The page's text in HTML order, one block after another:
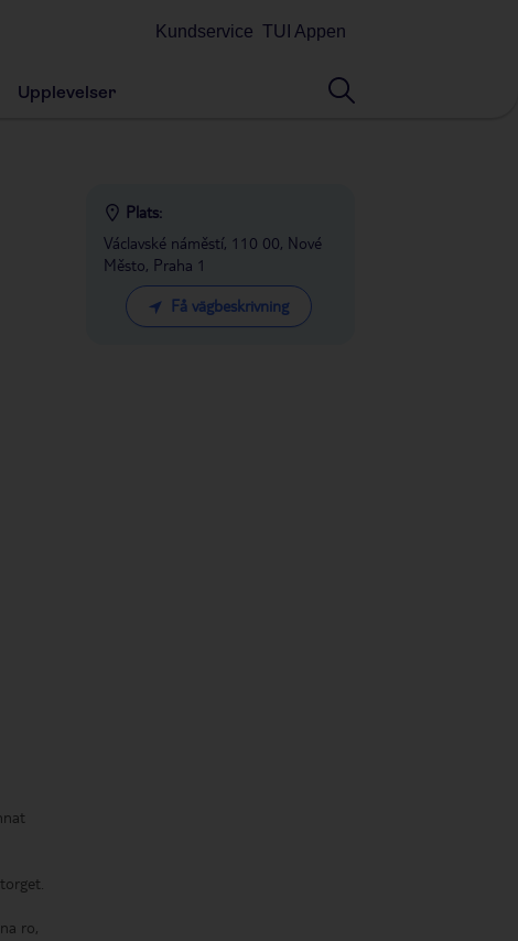
Kundservice TUI Appen
Upplevelser
ro,
Plats:
Václavské náměstí, 110 00, Nové
Město, Praha 1
Få vägbeskrivning